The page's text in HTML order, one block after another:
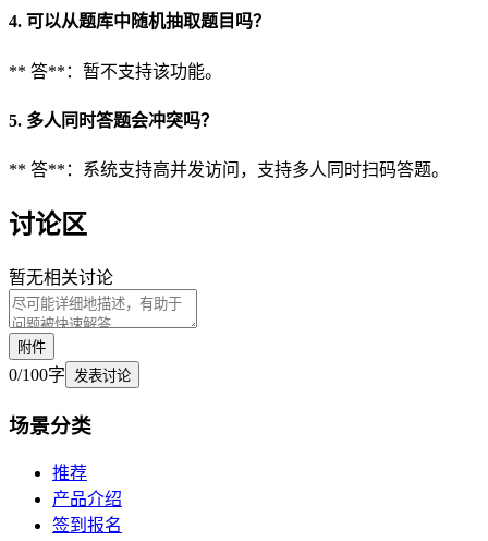
4. 可以从题库中随机抽取题目吗？
** 答**：暂不支持该功能。
5. 多人同时答题会冲突吗？
** 答**：系统支持高并发访问，支持多人同时扫码答题。
讨论区
暂无相关讨论
附件
0/100字 发表讨论
场景分类
推荐
产品介绍
签到报名